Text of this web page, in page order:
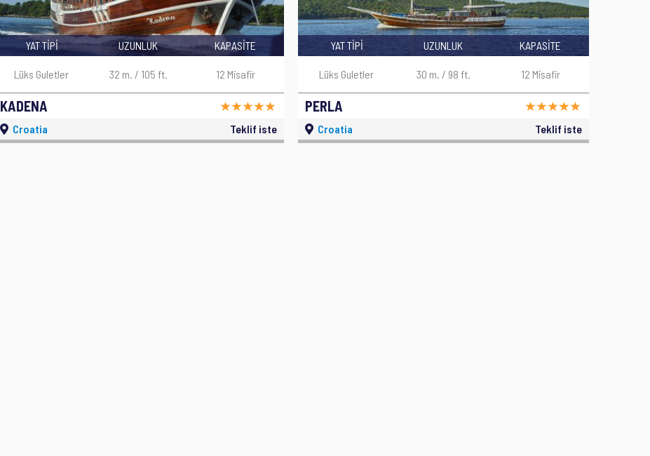
KADENA
YAT TİPİ
Lüks Guletler
UZUNLUK
32 m. / 105 ft.
KAPASİTE
12 Misafir
Croatia Teklif iste
PERLA
YAT TİPİ
Lüks Guletler
UZUNLUK
30 m. / 98 ft.
KAPASİTE
12 Misafir
Croatia Teklif iste